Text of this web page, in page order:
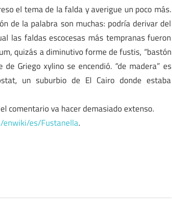
el tema de la falda y averigue un poco más.
de la palabra son muchas: podría derivar del
las faldas escocesas más tempranas fueron
quizás a diminutivo forme de fustis, “bastón
Griego xylino se encendió. “de madera” es
un suburbio de El Cairo donde estaba
comentario va hacer demasiado extenso.
es/Fustanella.